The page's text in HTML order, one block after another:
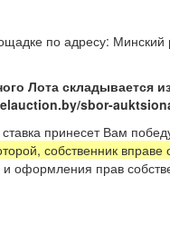
по адресу:
Лота складывается
sbor-
принесет Вам
собственник вправе
оформления прав